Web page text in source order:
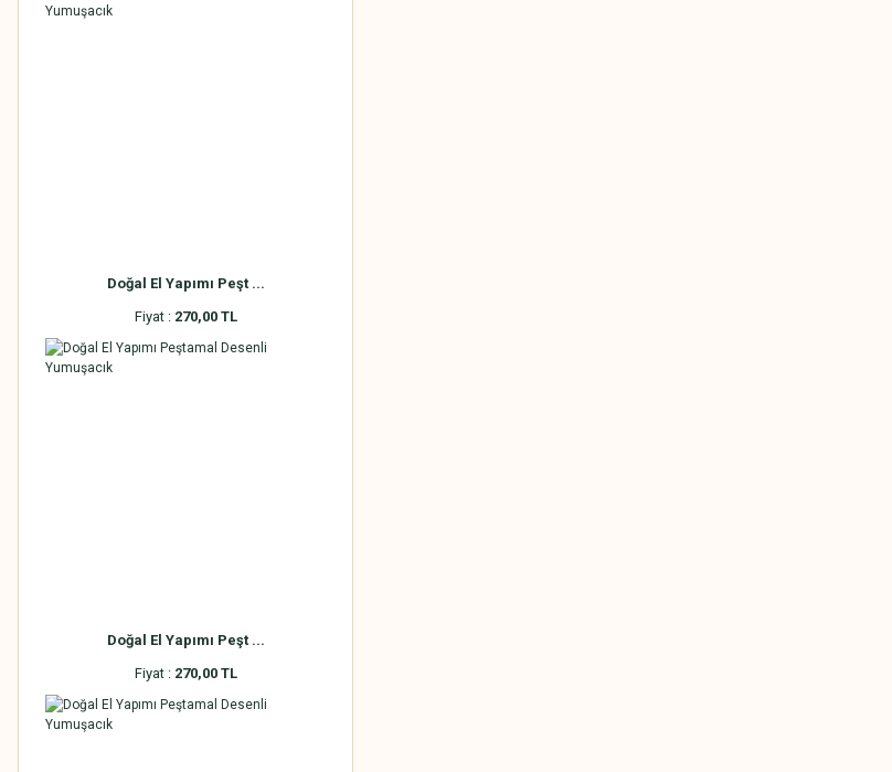
Doğal El Yapımı Peşt ...
Fiyat : 270,00 TL
Doğal El Yapımı Peşt ...
Fiyat : 270,00 TL